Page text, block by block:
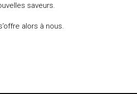
saveurs.
alors à nous.